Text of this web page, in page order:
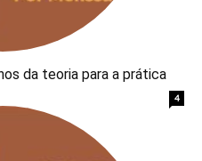
da teoria para a prática
4